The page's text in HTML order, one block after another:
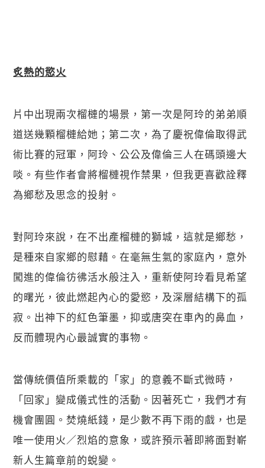
炙熱的慾火
片中出現兩次榴槤的場景，第一次是阿玲的弟弟順
道送幾顆榴槤給她；第二次，為了慶祝偉倫取得武
術比賽的冠軍，阿玲、公公及偉倫三人在碼頭邊大
啖。有些作者會將榴槤視作禁果，但我更喜歡詮釋
為鄉愁及思念的投射。
對阿玲來說，在不出產榴槤的獅城，這就是鄉愁，
是種來自家鄉的慰藉。在毫無生氣的家庭內，意外
闖進的偉倫彷彿活水般注入，重新使阿玲看見希望
的曙光，彼此燃起內心的愛慾，及深層結構下的孤
寂。出神下的紅色筆墨，抑或唐突在車內的鼻血，
反而體現內心最誠實的事物。
當傳統價值所乘載的「家」的意義不斷式微時，
「回家」變成儀式性的活動。因著死亡，我們才有
機會團圓。焚燒紙錢，是少數不再下雨的戲，也是
唯一使用火／烈焰的意象，或許預示著即將面對嶄
新人生篇章前的蛻變。